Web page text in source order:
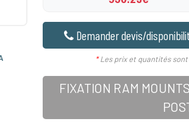
Demander devis/
*Les prix et quantités
FIXATION RAM